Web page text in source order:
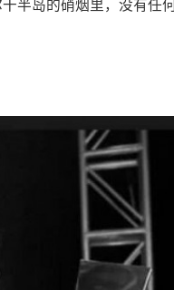
半岛的硝烟里，没有任